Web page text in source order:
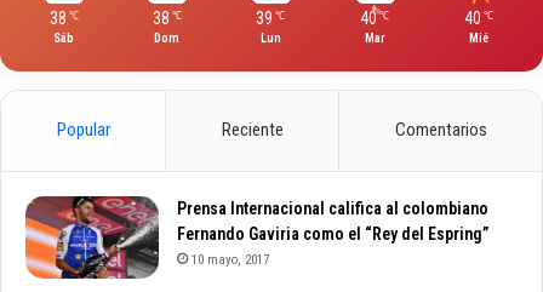
38 ℃
Sáb
38 ℃
Dom
39 ℃
Lun
40 ℃
Mar
40 ℃
Mié
Popular Reciente Comentarios
Prensa Internacional califica al colombiano
Fernando Gaviria como el “Rey del Espring”
10 mayo, 2017